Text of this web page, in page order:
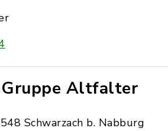
Altfalter
Schwarzach b. Nabburg